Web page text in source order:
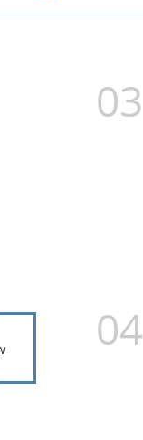
03
04